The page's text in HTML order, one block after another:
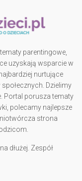
parentingowe,
uzyskają wsparcie w
nurtujące
Dzielimy
Portal porusza tematy
polecamy najlepsze
strona
dłużej. Zespół